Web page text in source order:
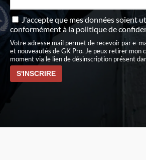
J'accepte que mes données soient
conformément àla politique de
Votre adresse mail permet de recevoir par e-
et nouveautés de GK Pro. Je peux retirer mon
moment via le lien de désinscription présent